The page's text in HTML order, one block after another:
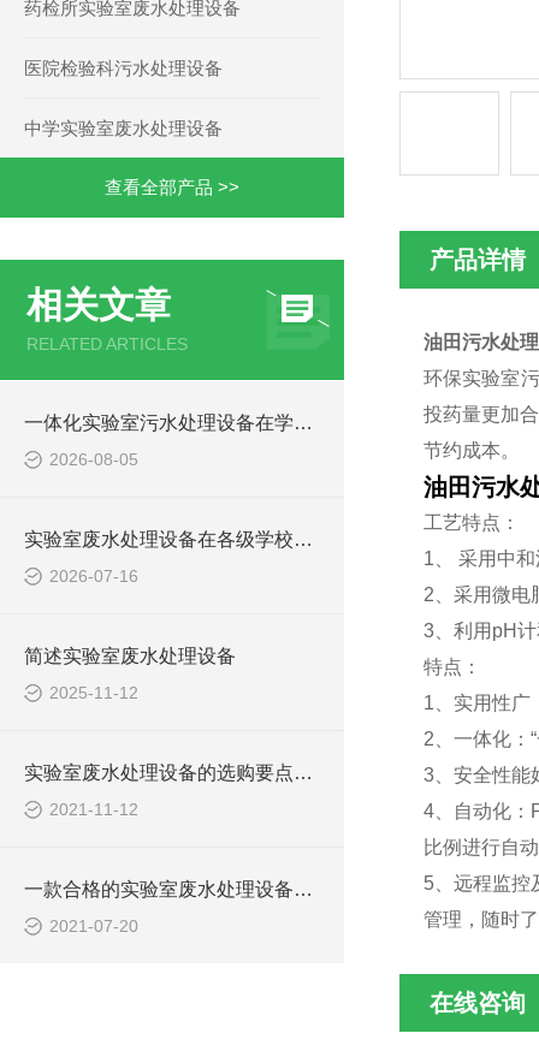
药检所实验室废水处理设备
医院检验科污水处理设备
中学实验室废水处理设备
查看全部产品 >>
相关文章
RELATED ARTICLES
一体化实验室污水处理设备在学校化学实验室的应用
2026-08-05
实验室废水处理设备在各级学校的应用
2026-07-16
简述实验室废水处理设备
2025-11-12
实验室废水处理设备的选购要点，你知道多少？
2021-11-12
一款合格的实验室废水处理设备有哪些性能要求和组成结构？
2021-07-20
产品详情
油田污水处
环保实验室
投药量更加
节约成本。
油田污水
工艺特点：
1、 采用中
2、采用微电
3、利用pH
特点：
1、实用性广
2、一体化：
3、安全性能
4、自动化：
比例进行自
5、远程监控
管理，随时
在线咨询